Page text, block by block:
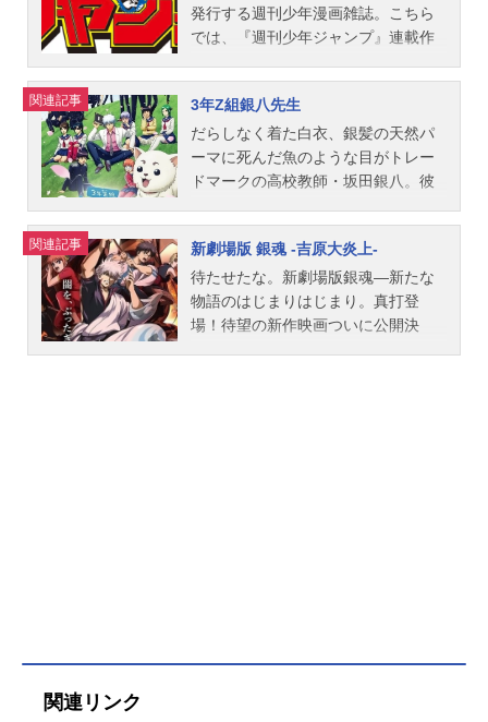
発行する週刊少年漫画雑誌。こちら
では、『週刊少年ジャンプ』連載作
関連記事をご紹介！
関連記事
3年Z組銀八先生
だらしなく着た白衣、銀髪の天然パ
ーマに死んだ魚のような目がトレー
ドマークの高校教師・坂田銀八。彼
ドルオタ、ゲロイン、ストーカー、
マヨラー、ドＳ、ヤンキー（以下
略）なぜかクセが強めな生徒ばかり
が集められ、毎日がトラブル三昧！
滅茶苦茶なことばかりの日々に銀八
ルライフ・コメディ！陽キャも陰キ
関連記事
新劇場版 銀魂 -吉原大炎上-
待たせたな。新劇場版銀魂―新たな
物語のはじまりはじまり。真打登
場！待望の新作映画ついに公開決
ール2026年2月13日（金）キャスト
関連リンク